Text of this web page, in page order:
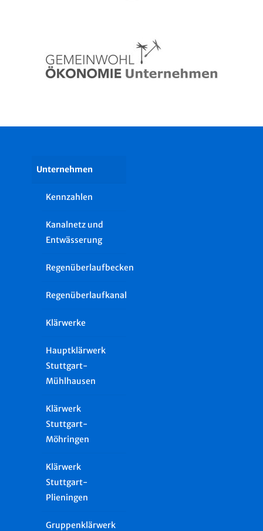
Unternehmen
Kennzahlen
Kanalnetz und
Entwässerung
Regenüberlaufbecken
Regenüberlaufkanal
Klärwerke
Hauptklärwerk
Stuttgart-
Mühlhausen
Klärwerk
Stuttgart-
Möhringen
Klärwerk
Stuttgart-
Plieningen
Gruppenklärwerk